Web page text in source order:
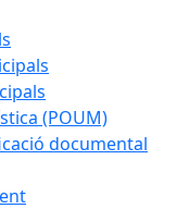
(POUM)
documental